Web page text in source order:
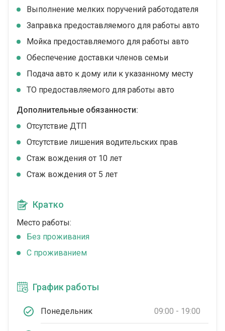
Выполнение мелких поручений работодателя
Заправка предоставляемого для работы авто
Мойка предоставляемого для работы авто
Обеспечение доставки членов семьи
Подача авто к дому или к указанному месту
ТО предоставляемого для работы авто
Дополнительные обязанности:
Отсутствие ДТП
Отсутствие лишения водительских прав
Стаж вождения от 10 лет
Стаж вождения от 5 лет
Кратко
Место работы:
Без проживания
С проживанием
График работы
Понедельник 09:00 - 19:00